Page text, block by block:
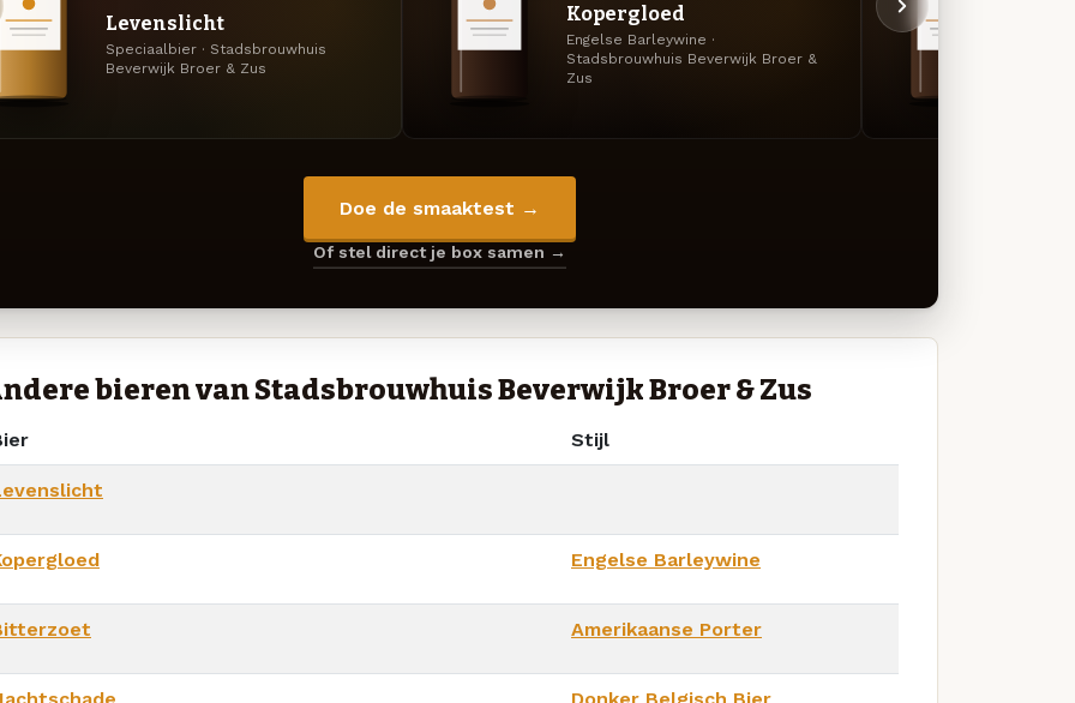
Levenslicht
Speciaalbier · Stadsbrouwhuis
Beverwijk Broer & Zus
Kopergloed
Engelse Barleywine ·
Stadsbrouwhuis Beverwijk Broer &
Zus
Doe de smaaktest →
Of stel direct je box samen →
bieren van Stadsbrouwhuis Beverwijk Broer & Zus
Stijl
Engelse Barleywine
Amerikaanse Porter